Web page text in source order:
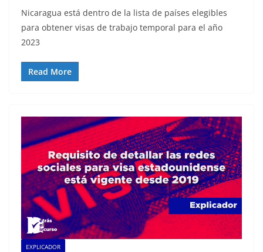
Nicaragua está dentro de la lista de países elegibles
para obtener visas de trabajo temporal para el año
2023
Read More
EXPLICADOR